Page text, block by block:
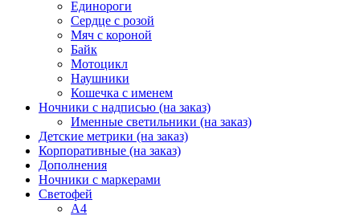
Единороги
Сердце с розой
Мяч с короной
Байк
Мотоцикл
Наушники
Кошечка с именем
Ночники с надписью (на заказ)
Именные светильники (на заказ)
Детские метрики (на заказ)
Корпоративные (на заказ)
Дополнения
Ночники с маркерами
Светофей
А4